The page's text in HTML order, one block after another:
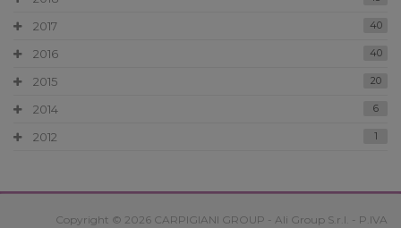
2017 40
2016 40
2015 20
2014 6
2012 1
Copyright © 2026 CARPIGIANI GROUP - Ali Group S.r.l. - P.IVA